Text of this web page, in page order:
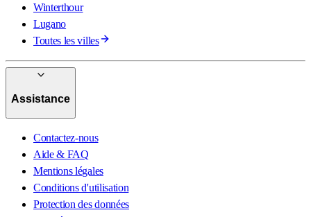
Winterthour
Lugano
Toutes les villes
Assistance
Contactez-nous
Aide & FAQ
Mentions légales
Conditions d'utilisation
Protection des données